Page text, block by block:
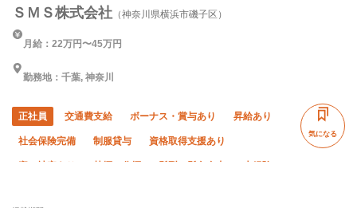
ＳＭＳ株式会社 （神奈川県横浜市磯子区）
月給：22万円〜45万円
勤務地：千葉, 神奈川
正社員 交通費支給 ボーナス・賞与あり 昇給あり
社会保険完備 制服貸与 資格取得支援あり
寮・社宅あり 禁煙・分煙 髪型・髪色自由 未経験OK
気になる